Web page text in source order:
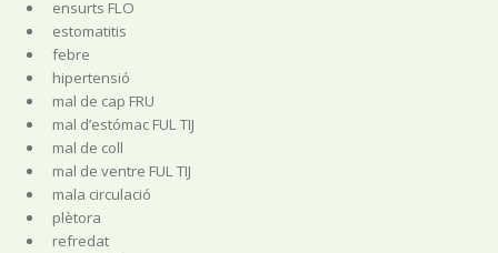
ensurts FLO
estomatitis
febre
hipertensió
mal de cap FRU
mal d’estómac FUL TIJ
mal de coll
mal de ventre FUL TIJ
mala circulació
plètora
refredat